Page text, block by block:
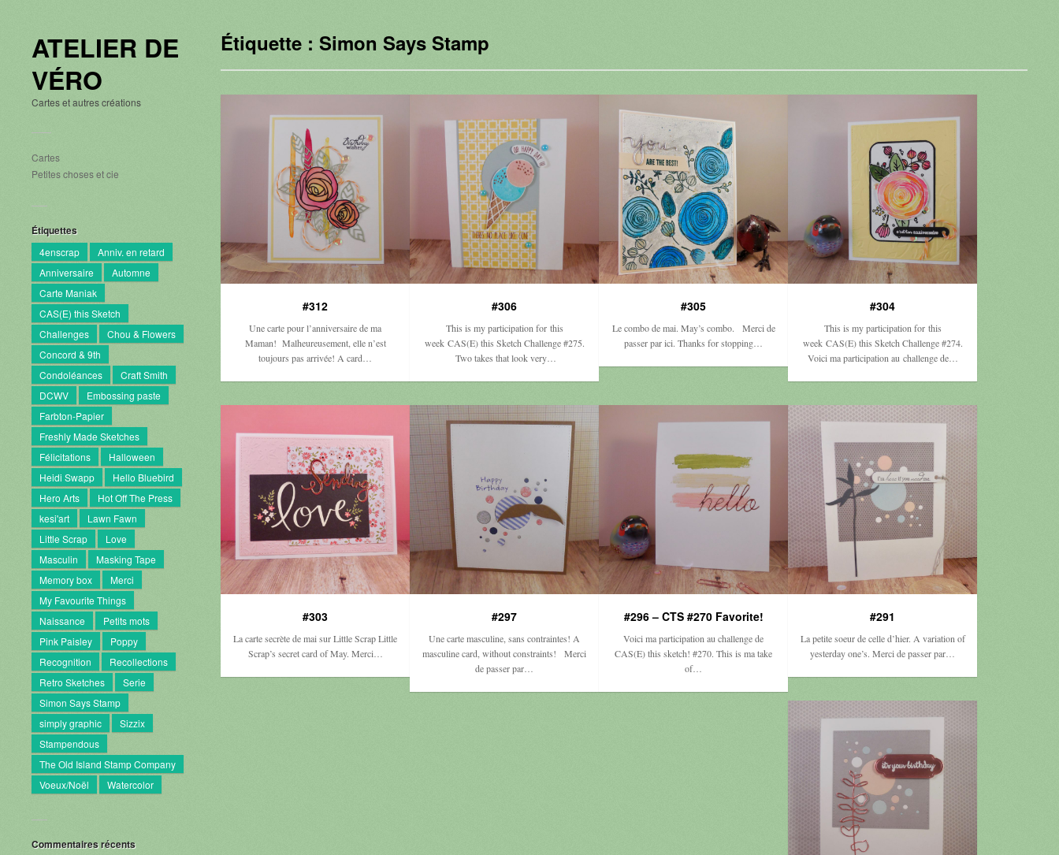
ATELIER DE
VÉRO
Cartes et autres créations
Cartes
Petites choses et cie
Étiquettes
4enscrap
Anniv. en retard
Anniversaire
Automne
Carte Maniak
CAS(E) this Sketch
Challenges
Chou & Flowers
Concord & 9th
Condoléances
Craft Smith
DCWV
Embossing paste
Farbton-Papier
Freshly Made Sketches
Félicitations
Halloween
Heidi Swapp
Hello Bluebird
Hero Arts
Hot Off The Press
kesi'art
Lawn Fawn
Little Scrap
Love
Masculin
Masking Tape
Memory box
Merci
My Favourite Things
Naissance
Petits mots
Pink Paisley
Poppy
Recognition
Recollections
Retro Sketches
Serie
Simon Says Stamp
simply graphic
Sizzix
Stampendous
The Old Island Stamp Company
Voeux/Noël
Watercolor
Commentaires récents
Étiquette : Simon Says Stamp
#312
Une carte pour l’anniversaire de ma
Maman! Malheureusement, elle n’est
toujours pas arrivée! A card…
#306
This is my participation for this
week CAS(E) this Sketch Challenge #275.
Two takes that look very…
#305
Le combo de mai. May’s combo. Merci de
passer par ici. Thanks for stopping…
#304
This is my participation for this
week CAS(E) this Sketch Challenge #274.
Voici ma participation au challenge de…
#303
La carte secrète de mai sur Little Scrap Little
Scrap’s secret card of May. Merci…
#297
Une carte masculine, sans contraintes! A
masculine card, without constraints! Merci
de passer par…
#296 – CTS #270 Favorite!
Voici ma participation au challenge de
CAS(E) this sketch! #270. This is ma take
of…
#291
La petite soeur de celle d’hier. A variation of
yesterday one’s. Merci de passer par…